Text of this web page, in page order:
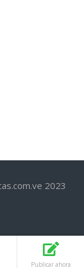
Publicar ahora
2023